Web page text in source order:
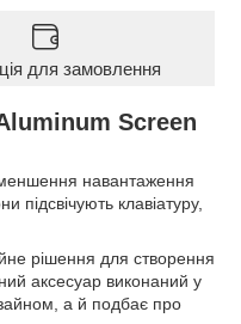
для замовлення
Screen
навантаження
клавіатуру,
рішення для створення
аксесуар виконаний у
а й подбає про